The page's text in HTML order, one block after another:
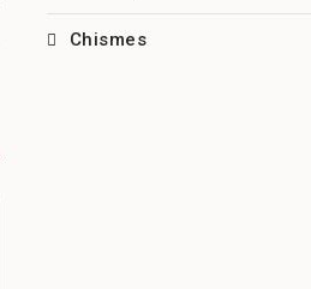
Chismes